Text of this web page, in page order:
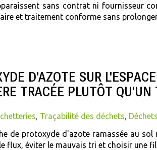
sans contrat ni fournisseur
et traitement conforme sans
D'AZOTE SUR
TRACÉE PLUTÔT
, Traçabilité des déchets,
de protoxyde d'azote ramassée au
flux, éviter le mauvais tri et choisir une